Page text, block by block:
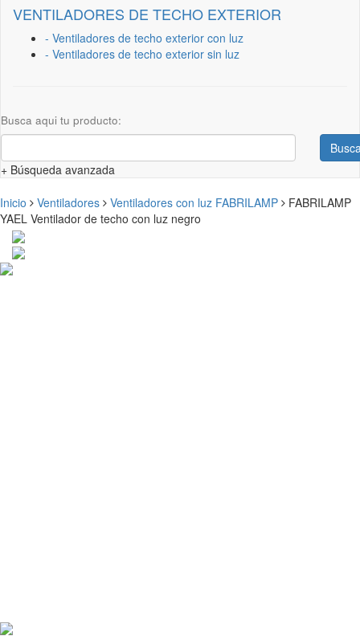
VENTILADORES DE TECHO EXTERIOR
- Ventiladores de techo exterior con luz
- Ventiladores de techo exterior sin luz
Busca aqui tu producto:
+ Búsqueda avanzada
Inicio Ventiladores Ventiladores con luz FABRILAMP
FABRILAMP
YAEL Ventilador de techo con luz negro